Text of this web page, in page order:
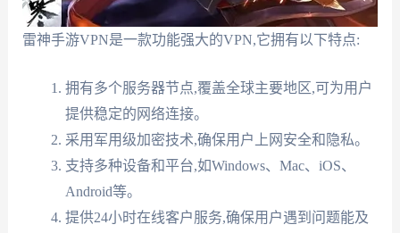
雷神手游VPN是一款功能强大的VPN,它拥有以下特点:
拥有多个服务器节点,覆盖全球主要地区,可为用户
提供稳定的网络连接。
采用军用级加密技术,确保用户上网安全和隐私。
支持多种设备和平台,如Windows、Mac、iOS、
Android等。
提供24小时在线客户服务,确保用户遇到问题能及